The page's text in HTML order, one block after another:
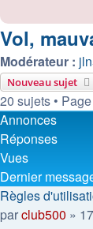
Vol,
Modérateur :
Nouveau sujet
20 sujets • Page
Annonces
Réponses
Vues
Dernier
Règles
parclub500 »